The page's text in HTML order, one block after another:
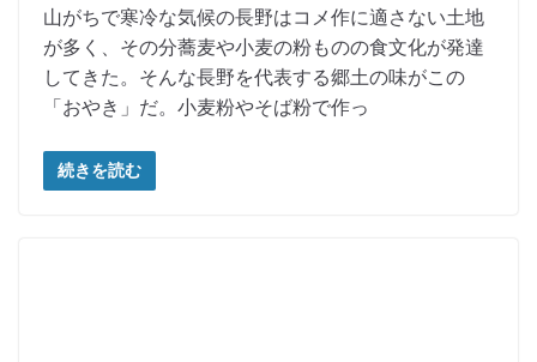
山がちで寒冷な気候の長野はコメ作に適さない土地
が多く、その分蕎麦や小麦の粉ものの食文化が発達
してきた。そんな長野を代表する郷土の味がこの
「おやき」だ。小麦粉やそば粉で作っ
続きを読む